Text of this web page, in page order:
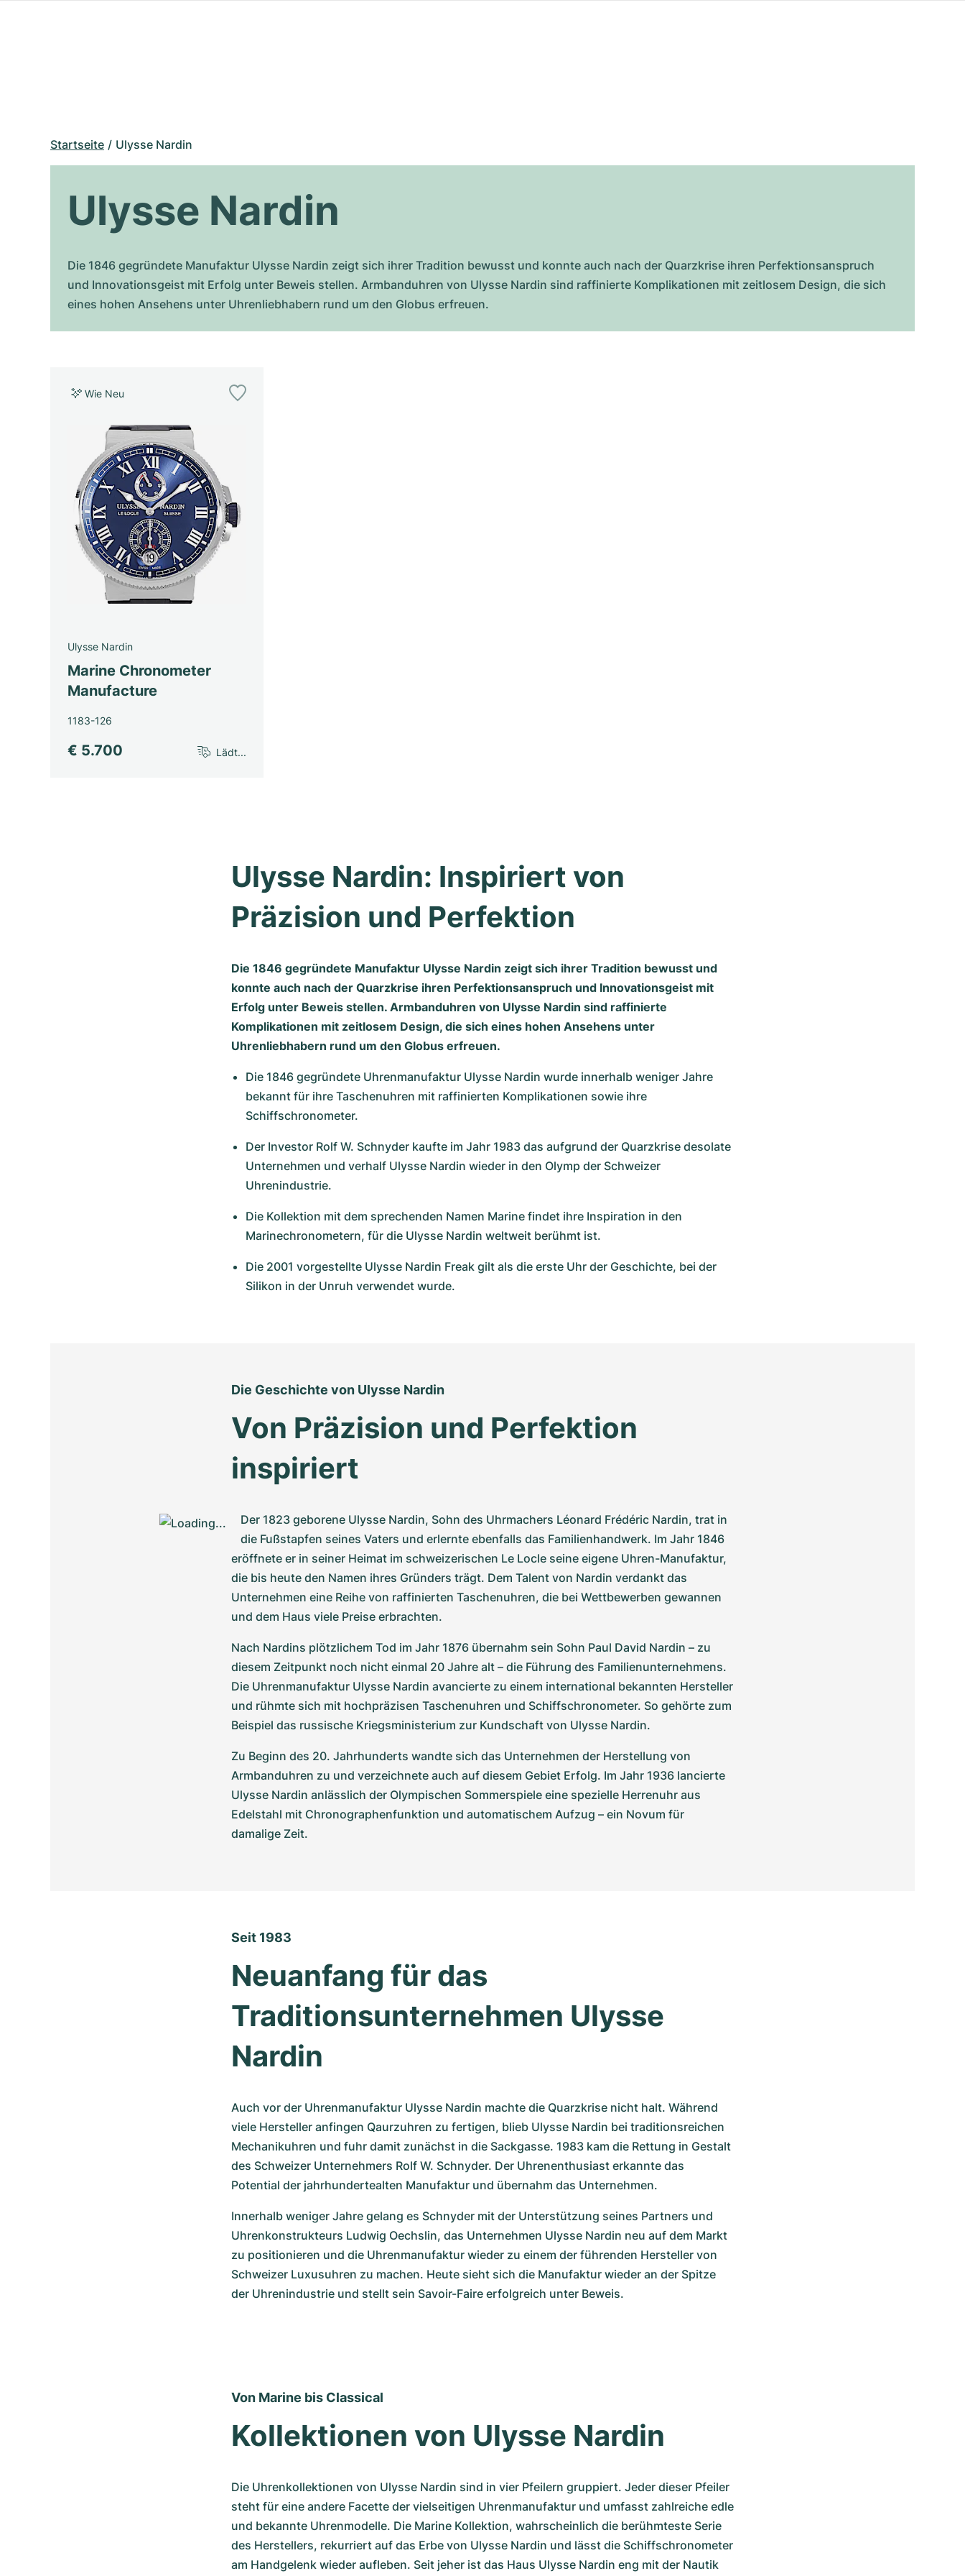
Startseite Ulysse Nardin
Ulysse Nardin
Die 1846 gegründete Manufaktur Ulysse Nardin zeigt sich ihrer Tradition bewusst und konnte auch nach der Quarzkrise ihren Perfektionsanspruch
und Innovationsgeist mit Erfolg unter Beweis stellen. Armbanduhren von Ulysse Nardin sind raffinierte Komplikationen mit zeitlosem Design, die sich
eines hohen Ansehens unter Uhrenliebhabern rund um den Globus erfreuen.
Wie Neu
Ulysse Nardin
Marine Chronometer
Manufacture
1183-126
€ 5.700 Lädt...
Ulysse Nardin: Inspiriert von
Präzision und Perfektion
Die 1846 gegründete Manufaktur Ulysse Nardin zeigt sich ihrer Tradition bewusst und
konnte auch nach der Quarzkrise ihren Perfektionsanspruch und Innovationsgeist mit
Erfolg unter Beweis stellen. Armbanduhren von Ulysse Nardin sind raffinierte
Komplikationen mit zeitlosem Design, die sich eines hohen Ansehens unter
Uhrenliebhabern rund um den Globus erfreuen.
Die 1846 gegründete Uhrenmanufaktur Ulysse Nardin wurde innerhalb weniger Jahre
bekannt für ihre Taschenuhren mit raffinierten Komplikationen sowie ihre
Schiffschronometer.
Der Investor Rolf W. Schnyder kaufte im Jahr 1983 das aufgrund der Quarzkrise desolate
Unternehmen und verhalf Ulysse Nardin wieder in den Olymp der Schweizer
Uhrenindustrie.
Die Kollektion mit dem sprechenden Namen Marine findet ihre Inspiration in den
Marinechronometern, für die Ulysse Nardin weltweit berühmt ist.
Die 2001 vorgestellte Ulysse Nardin Freak gilt als die erste Uhr der Geschichte, bei der
Silikon in der Unruh verwendet wurde.
Die Geschichte von Ulysse Nardin
Von Präzision und Perfektion
inspiriert
Der 1823 geborene Ulysse Nardin, Sohn des Uhrmachers Léonard Frédéric Nardin, trat in
die Fußstapfen seines Vaters und erlernte ebenfalls das Familienhandwerk. Im Jahr 1846
eröffnete er in seiner Heimat im schweizerischen Le Locle seine eigene Uhren-Manufaktur,
die bis heute den Namen ihres Gründers trägt. Dem Talent von Nardin verdankt das
Unternehmen eine Reihe von raffinierten Taschenuhren, die bei Wettbewerben gewannen
und dem Haus viele Preise erbrachten.
Nach Nardins plötzlichem Tod im Jahr 1876 übernahm sein Sohn Paul David Nardin – zu
diesem Zeitpunkt noch nicht einmal 20 Jahre alt – die Führung des Familienunternehmens.
Die Uhrenmanufaktur Ulysse Nardin avancierte zu einem international bekannten Hersteller
und rühmte sich mit hochpräzisen Taschenuhren und Schiffschronometer. So gehörte zum
Beispiel das russische Kriegsministerium zur Kundschaft von Ulysse Nardin.
Zu Beginn des 20. Jahrhunderts wandte sich das Unternehmen der Herstellung von
Armbanduhren zu und verzeichnete auch auf diesem Gebiet Erfolg. Im Jahr 1936 lancierte
Ulysse Nardin anlässlich der Olympischen Sommerspiele eine spezielle Herrenuhr aus
Edelstahl mit Chronographenfunktion und automatischem Aufzug – ein Novum für
damalige Zeit.
Seit 1983
Neuanfang für das
Traditionsunternehmen Ulysse
Nardin
Auch vor der Uhrenmanufaktur Ulysse Nardin machte die Quarzkrise nicht halt. Während
viele Hersteller anfingen Qaurzuhren zu fertigen, blieb Ulysse Nardin bei traditionsreichen
Mechanikuhren und fuhr damit zunächst in die Sackgasse. 1983 kam die Rettung in Gestalt
des Schweizer Unternehmers Rolf W. Schnyder. Der Uhrenenthusiast erkannte das
Potential der jahrhundertealten Manufaktur und übernahm das Unternehmen.
Innerhalb weniger Jahre gelang es Schnyder mit der Unterstützung seines Partners und
Uhrenkonstrukteurs Ludwig Oechslin, das Unternehmen Ulysse Nardin neu auf dem Markt
zu positionieren und die Uhrenmanufaktur wieder zu einem der führenden Hersteller von
Schweizer Luxusuhren zu machen. Heute sieht sich die Manufaktur wieder an der Spitze
der Uhrenindustrie und stellt sein Savoir-Faire erfolgreich unter Beweis.
Von Marine bis Classical
Kollektionen von Ulysse Nardin
Die Uhrenkollektionen von Ulysse Nardin sind in vier Pfeilern gruppiert. Jeder dieser Pfeiler
steht für eine andere Facette der vielseitigen Uhrenmanufaktur und umfasst zahlreiche edle
und bekannte Uhrenmodelle. Die Marine Kollektion, wahrscheinlich die berühmteste Serie
des Herstellers, rekurriert auf das Erbe von Ulysse Nardin und lässt die Schiffschronometer
am Handgelenk wieder aufleben. Seit jeher ist das Haus Ulysse Nardin eng mit der Nautik